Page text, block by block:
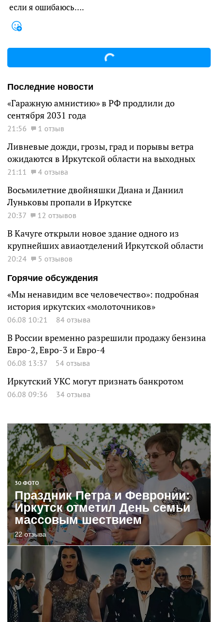
если я ошибаюсь….
Последние новости
«Гаражную амнистию» в РФ продлили до
сентября 2031 года
21:56 1 отзыв
Ливневые дожди, грозы, град и порывы ветра
ожидаются в Иркутской области на выходных
21:11 4 отзыва
Восьмилетние двойняшки Диана и Даниил
Луньковы пропали в Иркутске
20:37 12 отзывов
В Качуге открыли новое здание одного из
крупнейших авиаотделений Иркутской области
20:24
5 отзывов
Горячие обсуждения
«Мы ненавидим все человечество»: подробная
история иркутских «молоточников»
06.08 10:21 84 отзыва
В России временно разрешили продажу бензина
Евро-2, Евро-3 и Евро-4
06.08 13:37 54 отзыва
Иркутский УКС могут признать банкротом
06.08 09:36 34 отзыва
30 ФОТО
Праздник Петра и Февронии:
Иркутск отметил День семьи
массовым шествием
22 отзыва